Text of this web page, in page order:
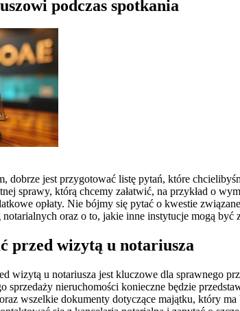
podczas spotkania
dobrze jest przygotować listę pytań, które
sprawy, którą chcemy załatwić, na przykład o
opłaty. Nie bójmy się pytać o kwestie
oraz o to, jakie inne instytucje mogą być
przed wizytą u notariusza
wizytą u notariusza jest kluczowe dla sprawnego
sprzedaży nieruchomości konieczne będzie
wszelkie dokumenty dotyczące majątku, który